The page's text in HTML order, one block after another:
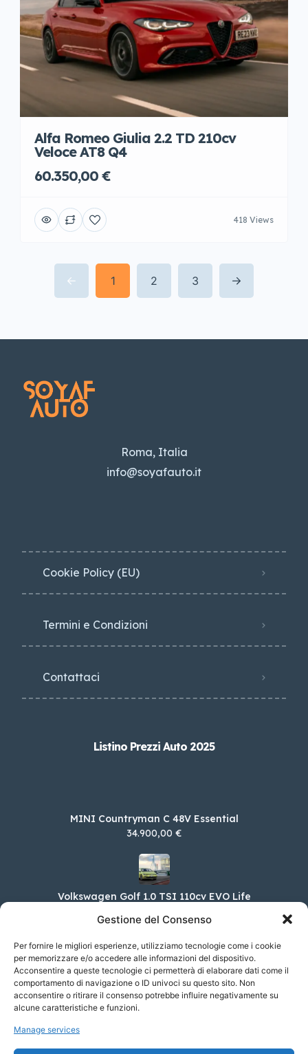
Gestione del Consenso
Per fornire le migliori esperienze, utilizziamo tecnologie come i cookie
per memorizzare e/o accedere alle informazioni del dispositivo.
Acconsentire a queste tecnologie ci permetterà di elaborare dati come il
comportamento di navigazione o ID univoci su questo sito. Non
acconsentire o ritirare il consenso potrebbe influire negativamente su
alcune caratteristiche e funzioni.
Manage services
Alfa Romeo Giulia 2.2 TD 210cv
Veloce AT8 Q4
60.350,00 €
418 Views
1 2 3
Roma, Italia
info@soyafauto.it
Cookie Policy (EU)
Termini e Condizioni
Contattaci
Listino Prezzi Auto 2025
MINI Countryman C 48V Essential
34.900,00 €
Volkswagen Golf 1.0 TSI 110cv EVO Life
Skoda Enyaq iV 85x Advanced 4×4
65.700,00 €